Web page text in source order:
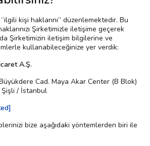
kişi haklarını” düzenlemektedir. Bu
Şirketimizle iletişime geçerek
Şirketimizin iletişim bilgilerine ve
kullanabileceğinize yer verdik:
A.Ş.
Cad. Maya Akar Center (B Blok)
Şişli / İstanbul
bize aşağıdaki yöntemlerden biri ile